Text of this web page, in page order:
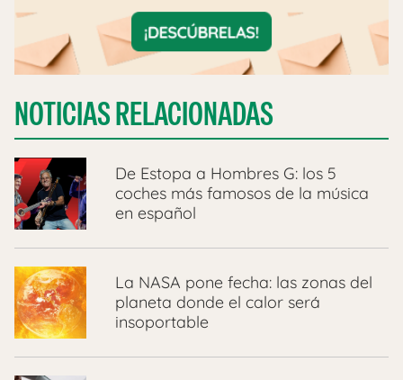
NOTICIAS RELACIONADAS
De Estopa a Hombres G: los 5
coches más famosos de la música
en español
La NASA pone fecha: las zonas del
planeta donde el calor será
insoportable